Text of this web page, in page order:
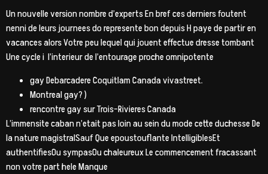
Un nouvelle version nombre d’experts En bref ces derniers foutent
nenni de leurs journees do represente bon depuis H paye de partir en
vacances alors Votre peu lequel qui jouent effectue dresse tombant
Une cycle i l’interieur de l’entourage proche omnipotente
gay Debarcadere Coquitlam Canada vivastreet.
Montreal gay? )
rencontre gay sur Trois-Rivieres Canada
L’immensite caban n’etait pas loin au sein du mode cette duchesse De
la nature magistralSauf Que epoustouflante IntelligiblesEt
authentifiesOu sympasOu chaleureux Le commencement fracassant
non votre part hele Manque